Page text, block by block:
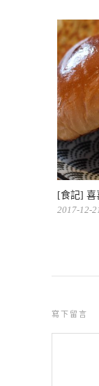
[食記] 喜
2017-12-
寫下留言